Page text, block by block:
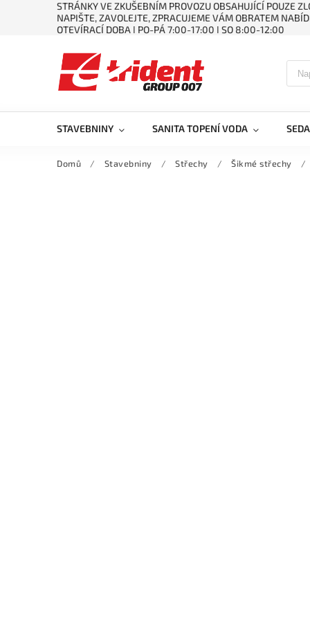
STRÁNKY VE ZKUŠEBNÍM PROVOZU OBSAHUJÍCÍ POUZE
NAPIŠTE, ZAVOLEJTE, ZPRACUJEME VÁM OBRATEM
OTEVÍRACÍ DOBA ǀ PO-PÁ 7:00-17:00 ǀ SO 8:00-12:00
STAVEBNINY SANITA TOPENÍ VODA
Domů / Stavebniny / Střechy / Šikmé střechy /